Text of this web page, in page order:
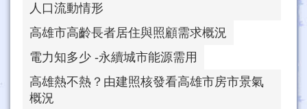
人口流動情形
高雄市高齡長者居住與照顧需求概況
電力知多少 -永續城市能源需用
高雄熱不熱？由建照核發看高雄市房市景氣
概況